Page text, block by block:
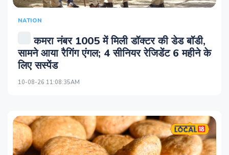
NATION
कमरा नंबर 1005 में मिली डॉक्टर की डेड बॉडी,
सामने आया रैगिंग एंगल; 4 सीनियर रेजिडेंट 6 महीने के
लिए सस्पेंड
10-08-26 11:08:35AM